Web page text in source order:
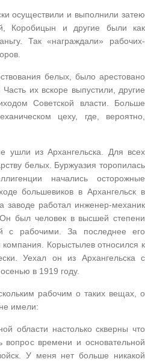
осуществили и выполнили затею
Коробицын и другие были как
Так «награждали» рабочих-
белых, было арестовано
их вскоре выпустили, другие
Советской власти. Больше
цеху, где, вероятно,
ушли из Архангельска. Для всех
белых. Буржуазия торопилась
начались осторожные
большевиков в Архангельск в
работал инженер-механик
был человек в высшей степени
с рабочими. За последнее его
Корыстылев относился к
Уехал он из Архангельска с
в 1919 году.
рабочим о таких вещах, о
имели:
области настолько скверны что
вопрос времени и основательной
У меня нет больше никакой